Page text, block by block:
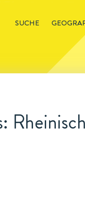
SUCHE